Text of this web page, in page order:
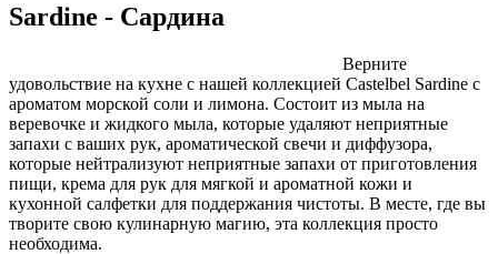
Sardine - Сардина
Верните
удовольствие на кухне с нашей коллекцией Castelbel Sardine с
ароматом морской соли и лимона. Состоит из мыла на
веревочке и жидкого мыла, которые удаляют неприятные
запахи с ваших рук, ароматической свечи и диффузора,
которые нейтрализуют неприятные запахи от приготовления
пищи, крема для рук для мягкой и ароматной кожи и
кухонной салфетки для поддержания чистоты. В месте, где вы
творите свою кулинарную магию, эта коллекция просто
необходима.